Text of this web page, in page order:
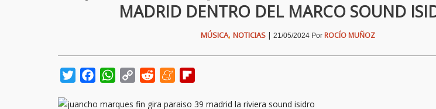
MADRID DENTRO DEL MARCO SOUND
MÚSICA, NOTICIAS| 21/05/2024 Por ROCÍO MUÑOZ
TwitterFacebookWhatsApp
Copy
Reddit Meneame